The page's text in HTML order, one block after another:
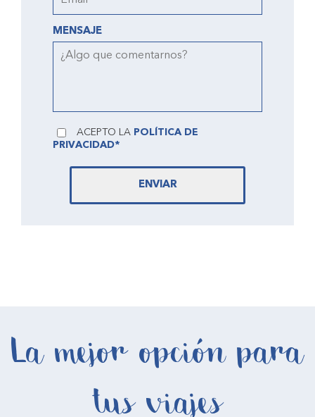
MENSAJE
ACEPTO LA POLÍTICA DE
PRIVACIDAD*
ENVIAR
La mejor opción para
tus viajes